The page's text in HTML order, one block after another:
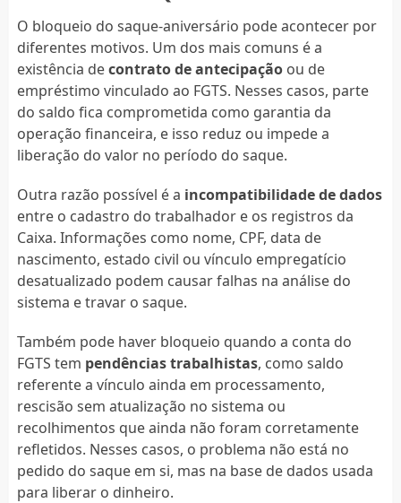
O bloqueio do saque-aniversário pode acontecer por
diferentes motivos. Um dos mais comuns é a
existência decontrato de antecipaçãoou de
empréstimo vinculado ao FGTS. Nesses casos, parte
do saldo fica comprometida como garantia da
operação financeira, e isso reduz ou impede a
liberação do valor no período do saque.
Outra razão possível é a incompatibilidade de dados
entre o cadastro do trabalhador e os registros da
Caixa. Informações como nome, CPF, data de
nascimento, estado civil ou vínculo empregatício
desatualizado podem causar falhas na análise do
sistema e travar o saque.
Também pode haver bloqueio quando a conta do
FGTS tem pendências trabalhistas, como saldo
referente a vínculo ainda em processamento,
rescisão sem atualização no sistema ou
recolhimentos que ainda não foram corretamente
refletidos. Nesses casos, o problema não está no
pedido do saque em si, mas na base de dados usada
para liberar o dinheiro.